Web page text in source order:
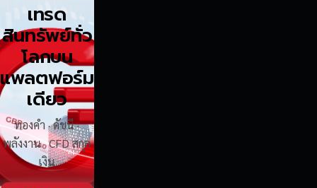
เทรด
สินทรัพย์ทั่ว
โลกบน
แพลตฟอร์ม
เดียว
ทองคำ · ดัชนี ·
พลังงาน · CFD สกุล
เงิน